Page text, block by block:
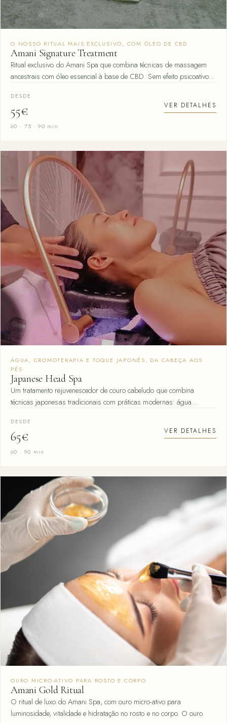
O NOSSO RITUAL MAIS EXCLUSIVO, COM ÓLEO DE CBD
Amani Signature Treatment
Ritual exclusivo do Amani Spa que combina técnicas de massagem
ancestrais com óleo essencial à base de CBD. Sem efeito psicoativo…
DESDE
55€ VER DETALHES
60 · 75 · 90 min
ÁGUA, CROMOTERAPIA E TOQUE JAPONÊS, DA CABEÇA AOS
PÉS
Japanese Head Spa
Um tratamento rejuvenescedor de couro cabeludo que combina
técnicas japonesas tradicionais com práticas modernas: água…
DESDE
65€ VER DETALHES
60 · 90 min
OURO MICRO-ATIVO PARA ROSTO E CORPO
Amani Gold Ritual
O ritual de luxo do Amani Spa, com ouro micro-ativo para
luminosidade, vitalidade e hidratação no rosto e no corpo. O ouro